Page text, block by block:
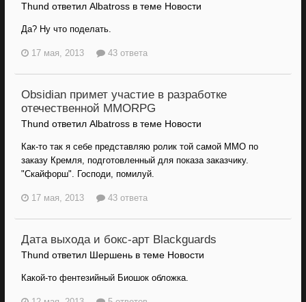
Thund ответил Albatross в теме Новости
Да? Ну что поделать.
17 мая, 2013 43 ответа
Obsidian примет участие в разработке
отечественной MMORPG
Thund ответил Albatross в теме Новости
Как-то так я себе представляю ролик той самой ММО по
заказу Кремля, подготовленный для показа заказчику.
"Скайфорш". Господи, помилуй.
17 мая, 2013 43 ответа
Дата выхода и бокс-арт Blackguards
Thund ответил Шершень в теме Новости
Какой-то фентезийный Биошок обложка.